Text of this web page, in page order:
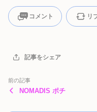
コメント リ
記事をシェア
前の記事
NOMADIS ポチ